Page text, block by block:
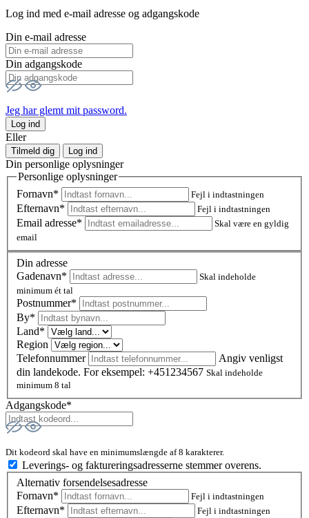
Log ind med e-mail adresse og adgangskode
Din e-mail adresse
Din adgangskode
Jeg har glemt mit password.
Log ind
Eller
Tilmeld dig Log ind
Din personlige oplysninger
Personlige oplysninger
Fornavn*
Fejl i indtastningen
Efternavn* Fejl i indtastningen
Email adresse*
Skal være en gyldig
email
Din adresse
Gadenavn*
Skal indeholde
minimum ét tal
Postnummer*
By*
Land*
Region
Telefonnummer
Angiv venligst
din landekode. For eksempel: +451234567 Skal indeholde
minimum 8 tal
Adgangskode*
Dit kodeord skal have en minimumslængde af 8 karakterer.
Leverings- og faktureringsadresserne stemmer overens.
Alternativ forsendelsesadresse
Fornavn*
Fejl i indtastningen
Efternavn* Fejl i indtastningen